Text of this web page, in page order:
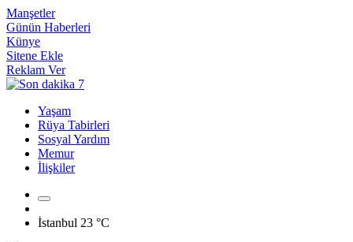
Manşetler
Günün Haberleri
Künye
Sitene Ekle
Reklam Ver
Yaşam
Rüya Tabirleri
Sosyal Yardım
Memur
İlişkiler
İstanbul 23 °C